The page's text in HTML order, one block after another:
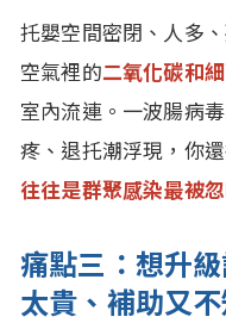
托嬰空間密閉、人多
空氣裡的二氧化碳和
室內流連。一波腸病
疼、退托潮浮現，你
往往是群聚感染最被
痛點三：想升
太貴、補助又不